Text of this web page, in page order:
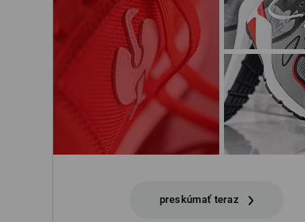
preskúmať teraz